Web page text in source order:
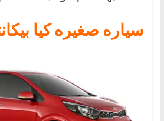
سياره صغيره كيا